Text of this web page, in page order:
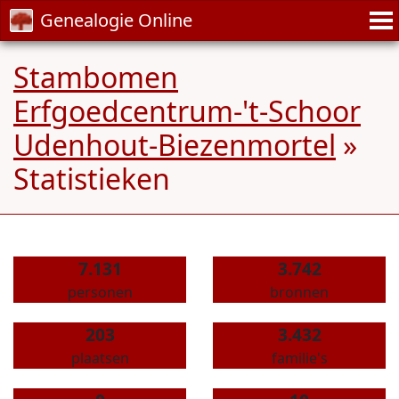
Genealogie Online
Stambomen
Erfgoedcentrum-'t-Schoor
Udenhout-Biezenmortel »
Statistieken
7.131
personen
3.742
bronnen
203
plaatsen
3.432
familie's